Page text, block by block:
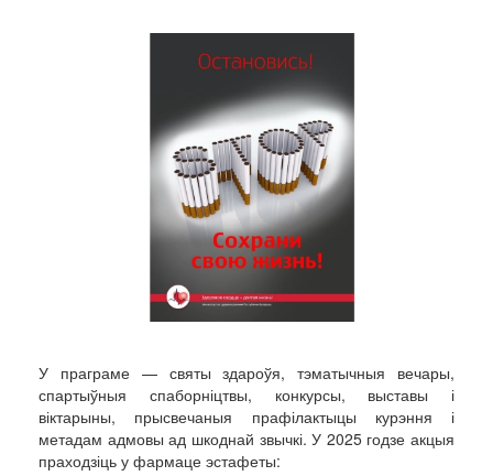
У праграме — святы здароўя, тэматычныя вечары,
спартыўныя спаборніцтвы, конкурсы, выставы і
віктарыны, прысвечаныя прафілактыцы курэння і
метадам адмовы ад шкоднай звычкі. У 2025 годзе акцыя
праходзіць у фармаце эстафеты: